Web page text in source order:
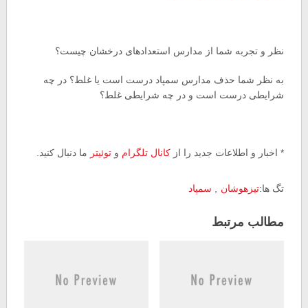
نظر و تجربه شما از مدارس استعدادهای درخشان چیست؟
به نظر شما حذف مدارس سمپاد درست است یا غلط؟ در چه
شرایطی درست است و در چه شرایطی غلط؟
* اخبار و اطلاعات جدید را از کانال تلگرام و توئیتر ما دنبال کنید.
تگ ها:تیزهوشان , سمپاد
مطالب مرتبط